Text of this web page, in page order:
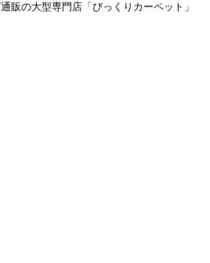
販の大型専門店「びっくりカーペット」